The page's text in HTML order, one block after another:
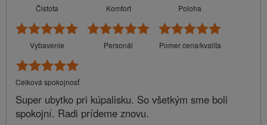
Čistota Komfort Poloha
Vybavenie Personál Pomer cena/kvalita
Celková spokojnosť
Super ubytko pri kúpalisku. So všetkým sme boli
spokojní. Radi prídeme znovu.